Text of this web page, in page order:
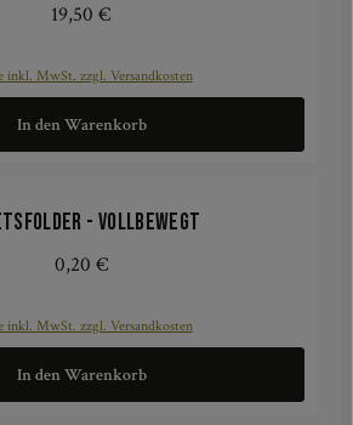
Regulärer Preis:
19,50 €
inkl. MwSt. zzgl. Versandkosten
In den Warenkorb
- VOLLbewegt
Regulärer Preis:
0,20 €
inkl. MwSt. zzgl. Versandkosten
In den Warenkorb